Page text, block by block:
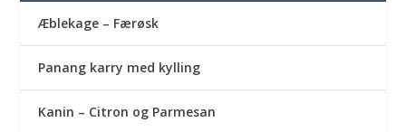
Æblekage – Færøsk
Panang karry med kylling
Kanin – Citron og Parmesan